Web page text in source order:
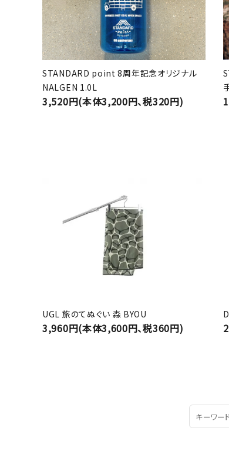
STANDARD point 8周年記念オリジナル
NALGEN 1.0L
3,520円(本体3,200円、税320円)
UGL 旅のてぬぐい 淼 BYOU
3,960円(本体3,600円、税360円)